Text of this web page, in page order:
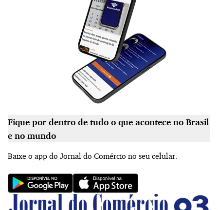
Fique por dentro de tudo o que acontece no Brasil
e no mundo
Baixe o app do Jornal do Comércio no seu celular.